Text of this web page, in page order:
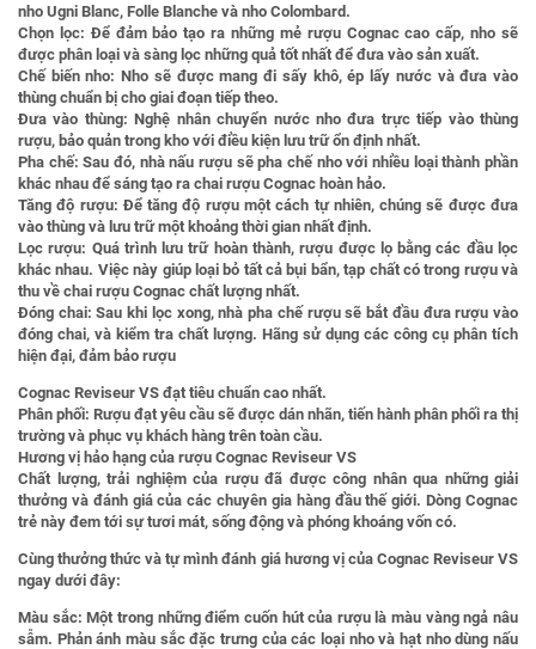
nho Ugni Blanc, Folle Blanche và nho Colombard.
Chọn lọc: Để đảm bảo tạo ra những mẻ rượu Cognac cao cấp, nho sẽ
được phân loại và sàng lọc những quả tốt nhất để đưa vào sản xuất.
Chế biến nho: Nho sẽ được mang đi sấy khô, ép lấy nước và đưa vào
thùng chuẩn bị cho giai đoạn tiếp theo.
Đưa vào thùng: Nghệ nhân chuyển nước nho đưa trực tiếp vào thùng
rượu, bảo quản trong kho với điều kiện lưu trữ ổn định nhất.
Pha chế: Sau đó, nhà nấu rượu sẽ pha chế nho với nhiều loại thành phần
khác nhau để sáng tạo ra chai rượu Cognac hoàn hảo.
Tăng độ rượu: Để tăng độ rượu một cách tự nhiên, chúng sẽ được đưa
vào thùng và lưu trữ một khoảng thời gian nhất định.
Lọc rượu: Quá trình lưu trữ hoàn thành, rượu được lọ bằng các đầu lọc
khác nhau. Việc này giúp loại bỏ tất cả bụi bẩn, tạp chất có trong rượu và
thu về chai rượu Cognac chất lượng nhất.
Đóng chai: Sau khi lọc xong, nhà pha chế rượu sẽ bắt đầu đưa rượu vào
đóng chai, và kiểm tra chất lượng. Hãng sử dụng các công cụ phân tích
hiện đại, đảm bảo rượu
Cognac Reviseur VS đạt tiêu chuẩn cao nhất.
Phân phối: Rượu đạt yêu cầu sẽ được dán nhãn, tiến hành phân phối ra thị
trường và phục vụ khách hàng trên toàn cầu.
Hương vị hảo hạng của rượu Cognac Reviseur VS
Chất lượng, trải nghiệm của rượu đã được công nhân qua những giải
thưởng và đánh giá của các chuyên gia hàng đầu thế giới. Dòng Cognac
trẻ này đem tới sự tươi mát, sống động và phóng khoáng vốn có.
Cùng thưởng thức và tự mình đánh giá hương vị của Cognac Reviseur VS
ngay dưới đây:
Màu sắc: Một trong những điểm cuốn hút của rượu là màu vàng ngả nâu
sẫm. Phản ánh màu sắc đặc trưng của các loại nho và hạt nho dùng nấu